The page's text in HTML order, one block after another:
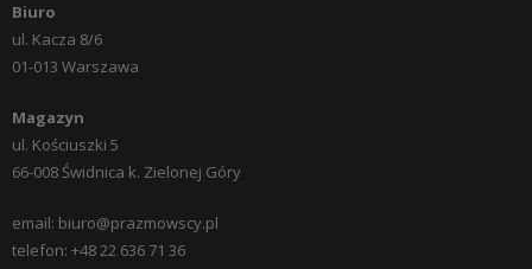
Biuro
ul. Kacza 8/6
01-013 Warszawa
Magazyn
ul. Kościuszki 5
66-008 Świdnica k. Zielonej Góry
email: biuro@prazmowscy.pl
telefon: +48 22 636 71 36